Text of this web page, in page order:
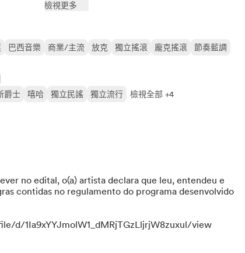
檢視更多
巴西音樂 商業/主流 放克 獨立搖滾 龐克搖滾
節奏藍調
爵士 嘻哈 獨立民謠 獨立流行 檢視全部 +4
no edital, o(a) artista declara que leu, entendeu e
contidas no regulamento do programa desenvolvido
d/1Ia9xYYJmolW1_dMRjTGzLljrjW8zuxul/view